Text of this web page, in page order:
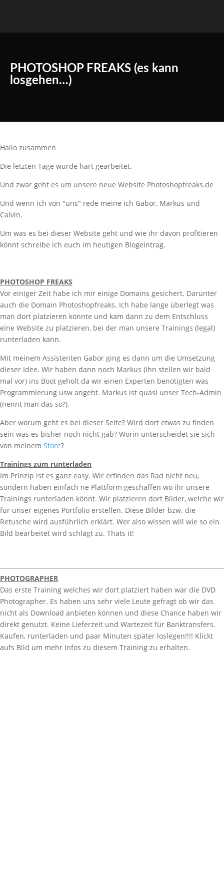
PHOTOSHOP FREAKS (es kann
losgehen…)
Hallo zusammen
Die letzten Tage wurde hart gearbeitet.
Und zwar geht es um unsere neue Website Photoshopfreaks.de
Und wenn ich von "uns" rede meine ich Gabor, Markus und
Calvin.
Um was es bei dieser Website geht und wie ihr davon profitieren
könnt schreibe ich euch im heutigen Blogeintrag.
PHOTOSHOP FREAKS
Vor einiger Zeit habe ich mir einige Domains gesichert. Darunter
auch die Domain Photoshopfreaks. Ich habe lange überlegt was
man dort platzieren könnte und kam dann zu dem Entschluss
eine Website zu platzieren, bei der man unsere Trainings (legal)
runterladen kann.
Mit meinem Assistenten Gabor ging es dann um die Umsetzung
dieser Idee. Wir haben dann noch Markus (ihn stellen wir bald
mal vor) ins Boot geholt da wir einen Experten benötigten was
Programmierung usw angeht. Markus ist quasi unser Tech-Admin
(nennt man das so?).
Aber worum geht es bei dieser Seite? Wird dort etwas zu finden
sein was es bisher noch nicht gab? Worin unterscheidet sie sich
von meinem Store?
Trainings zum runterladen
Im Prinzip ist es ganz easy. Wir erfinden das Rad nicht neu,
sondern haben einfach ne Plattform geschaffen wo ihr unsere
Trainings runterladen könnt. Wir platzieren dort Bilder, welche wir
für unser eigenes Portfolio erstellen. Diese Bilder bzw. die
Retusche wird ausführlich erklärt. Wer also wissen will wie so ein
Bild bearbeitet wird schlägt zu. Thats it!
PHOTOGRAPHER
Das erste Training welches wir dort platziert haben war die DVD
Photographer. Es haben uns sehr viele Leute gefragt ob wir das
nicht als Download anbieten können und diese Chance haben wir
direkt genutzt. Keine Lieferzeit und Wartezeit für Banktransfers.
Kaufen, runterladen und paar Minuten später loslegen!!!! Klickt
aufs Bild um mehr Infos zu diesem Training zu erhalten.